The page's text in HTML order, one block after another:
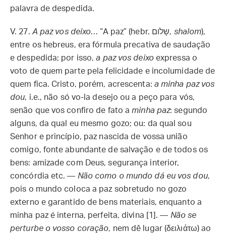
palavra de despedida.
V. 27. A paz vos deixo … “A paz” (hebr. שָלֹום, shalom),
entre os hebreus, era fórmula precativa de saudação
e despedida; por isso,a paz vos deixoexpressa o
voto de quem parte pela felicidade e incolumidade de
quem fica. Cristo, porém, acrescenta: a minha paz vos
dou, i.e., não só vo-la desejo ou a peço para vós,
senão que vos confiro de fato aminha paz: segundo
alguns, da qual eu mesmo gozo; ou: da qual sou
Senhor e princípio, paz nascida de vossa união
comigo, fonte abundante de salvação e de todos os
bens: amizade com Deus, segurança interior,
concórdia etc. — Não como o mundo dá eu vos dou,
pois o mundo coloca a paz sobretudo no gozo
externo e garantido de bens materiais, enquanto a
minha paz é interna, perfeita, divina [1]. — Não se
perturbe o vosso coração, nem dê lugar (δειλιάτω) ao